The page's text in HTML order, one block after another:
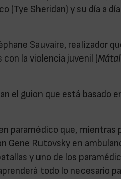
(Tye Sheridan) y su día a
Sauvaire, realizador
la violencia juvenil (
el guion que está basado
paramédico que, mientras
Gene Rutovsky en
y uno de los
todo lo necesario